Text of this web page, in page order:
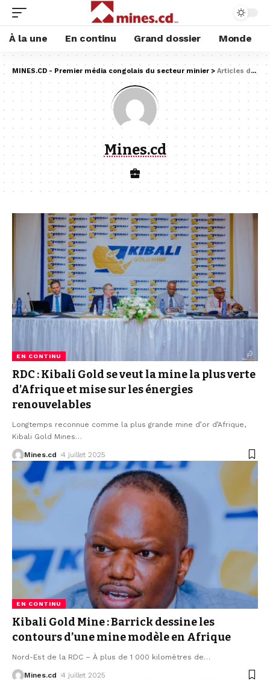
À la une En continu Grand dossier Monde
MINES.CD - Premier média congolais du secteur minier > Articles de : Mines.cd
Mines.cd
EN CONTINU
RDC : Kibali Gold se veut la mine la plus verte
d’Afrique et mise sur les énergies
renouvelables
Longtemps reconnue comme la plus grande mine d’or d’Afrique,
Kibali Gold Mines…
Mines.cd 4 juillet 2025
EN CONTINU
Kibali Gold Mine : Barrick dessine les
contours d’une mine modèle en Afrique
Nord-Est de la RDC – À plus de 1 000 kilomètres de…
Mines.cd 4 juillet 2025